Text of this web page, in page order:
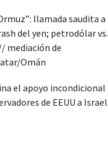
llamada saudita a
del yen; petrodólar vs.
mediación de
Omán
el apoyo incondicional
de EEUU a Israel